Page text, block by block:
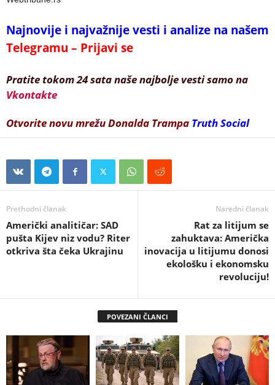
Najnovije i najvažnije vesti i analize na našem
Telegramu – Prijavi se
Pratite tokom 24 sata naše najbolje vesti samo na
Vkontakte
Otvorite novu mrežu Donalda Trampa Truth Social
Prethodni članak
Američki analitičar: SAD
pušta Kijev niz vodu? Riter
otkriva šta čeka Ukrajinu
Naredni članak
Rat za litijum se
zahuktava: Američka
inovacija u litijumu donosi
ekološku i ekonomsku
revoluciju!
POVEZANI ČLANCI